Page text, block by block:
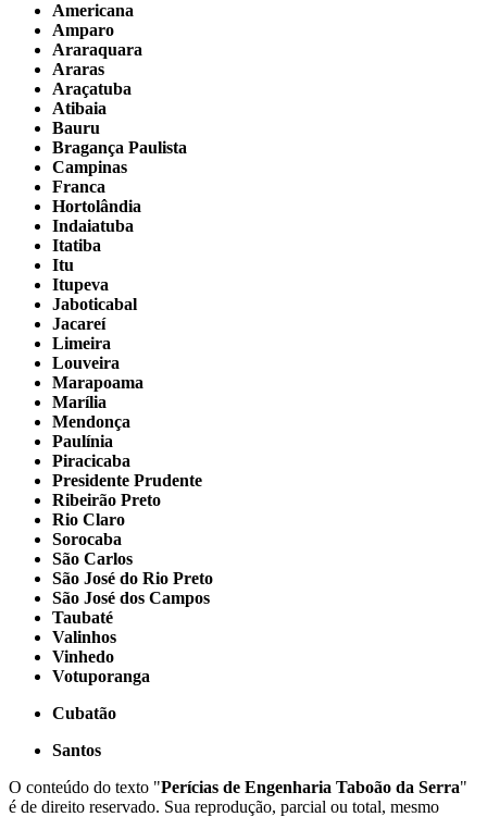
Americana
Amparo
Araraquara
Araras
Araçatuba
Atibaia
Bauru
Bragança Paulista
Campinas
Franca
Hortolândia
Indaiatuba
Itatiba
Itu
Itupeva
Jaboticabal
Jacareí
Limeira
Louveira
Marapoama
Marília
Mendonça
Paulínia
Piracicaba
Presidente Prudente
Ribeirão Preto
Rio Claro
Sorocaba
São Carlos
São José do Rio Preto
São José dos Campos
Taubaté
Valinhos
Vinhedo
Votuporanga
Cubatão
Santos
O conteúdo do texto "Perícias de Engenharia Taboão da Serra"
é de direito reservado. Sua reprodução, parcial ou total, mesmo